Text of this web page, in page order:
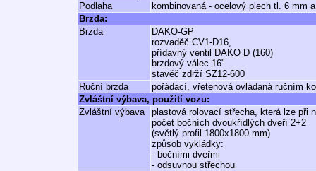
Podlaha
kombinovaná - ocelový plech tl. 6 mm
Brzda:
Brzda
DAKO-GP
rozvaděč CV1-D16,
přídavný ventil DAKO D (160)
brzdový válec 16"
stavěč zdrží SZ12-600
Ruční brzda
pořádací, vřetenová ovládaná ručním
Zvláštní výbava, použití vozu:
Zvláštní výbava
plastová rolovací střecha, která lze při
počet bočních dvoukřídlých dveří 2+2
(světlý profil 1800x1800 mm)
způsob vykládky:
- bočními dveřmi
- odsuvnou střechou